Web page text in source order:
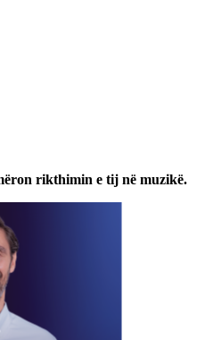
rikthimin e tij në muzikë.